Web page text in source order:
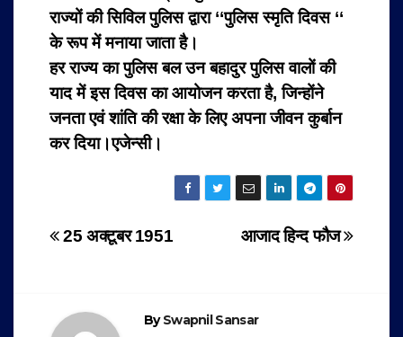
राज्यों की सिविल पुलिस द्वारा ‘‘पुलिस स्मृति दिवस ‘‘
के रूप में मनाया जाता है।
हर राज्य का पुलिस बल उन बहादुर पुलिस वालों की
याद में इस दिवस का आयोजन करता है, जिन्होंने
जनता एवं शांति की रक्षा के लिए अपना जीवन कुर्बान
कर दिया।एजेन्सी।
Post
आजाद हिन्द फौज
25 अक्टूबर 1951
BySwapnil Sansar